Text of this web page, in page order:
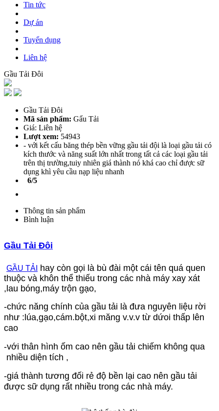
Tin tức
Dự án
Tuyển dụng
Liên hệ
Gầu Tải Đôi
Gầu Tải Đôi
Mã sản phẩm: Gẩu Tải
Giá: Liên hệ
Lượt xem: 54943
- với kết cấu băng thép bền vững gầu tải đội là loại gầu tải có
kích thước và năng suất lớn nhất trong tất cả các loại gầu tải
trên thị trường,tuiy nhiên giá thành nó khá cao chỉ được sữ
dụng khì yêu cầu nạp liệu nhanh
6/5
Thông tin sản phẩm
Bình luận
Gầu Tải Đôi
GẦU TẢI hay còn gọi là bù đài một cái tên quá quen
thuộc và khôn thể thiếu trong các nhà máy xay xát
,lau bóng,máy trộn gạo,
-chức năng chính của gầu tải là đưa nguyên liệu rời
như :lúa,gạo,cám.bột,xi măng v.v.v từ dứoi thấp lên
cao
-với thân hình ốm cao nên gầu tải chiếm không qua
nhiều diện tích ,
-giá thành tương đối rẻ độ bền lại cao nên gầu tải
được sữ dụng rất nhiều trong các nhà máy.